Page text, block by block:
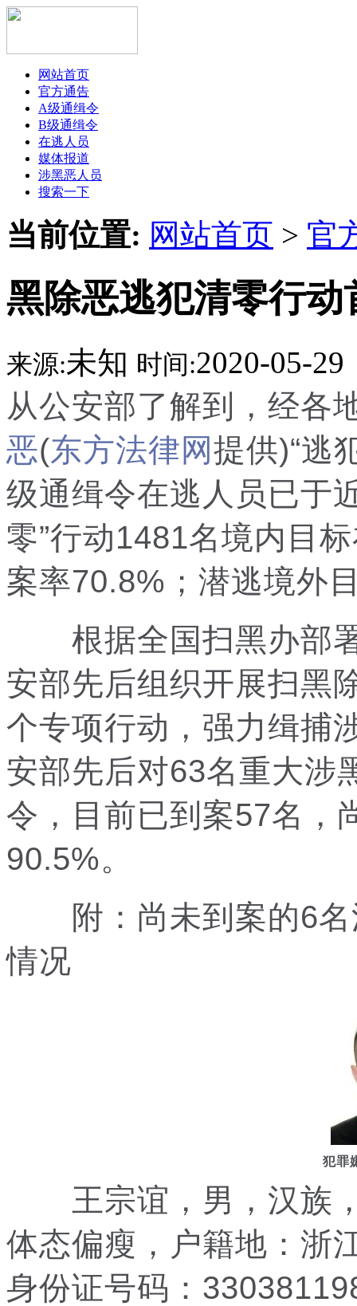
网站首页
官方通告
A级通缉令
B级通缉令
在逃人员
媒体报道
涉黑恶人员
搜索一下
当前位置: 网站首页 > 官
黑除恶逃犯清零行
来源:未知 时间:2020-05-29
从公安部了解到，经各
恶(东方法律网提供)“逃
级通缉令在逃人员已于
零”行动1481名境内目
案率70.8%；潜逃境外
根据全国扫黑办部署
安部先后组织开展扫黑
个专项行动，强力缉捕
安部先后对63名重大涉
令，目前已到案57名，
90.5%。
附：尚未到案的6名
情况
犯罪
王宗谊，男，汉族，
体态偏瘦，户籍地：浙
身份证号码：